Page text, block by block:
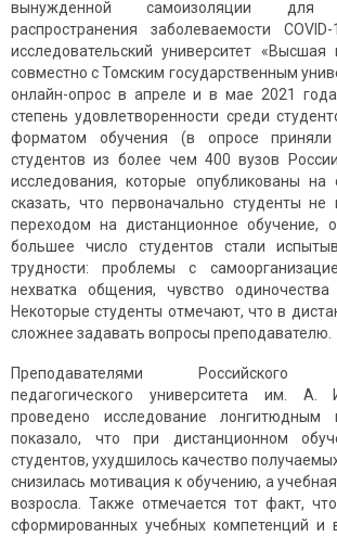
вынужденной самоизоляции для
распространения заболеваемости
исследовательский университет
совместно с Томским государственным
онлайн-опрос в апреле и в мае 2021
степень удовлетворенности среди
форматом обучения (в опросе
студентов из более чем 400 вузов
исследования, которые опубликованы
сказать, что первоначально студенты
переходом на дистанционное обучение,
большее число студентов стали
трудности: проблемы с
нехватка общения, чувство одиночества
Некоторые студенты отмечают, что в
сложнее задавать вопросы преподавателю.
Преподавателями Российского
педагогического университета им.
проведено исследование лонгитюдным
показало, что при дистанционном
студентов, ухудшилось каче­ство
снизилась мо­тивация к обучению, а
возросла. Также отмечается тот факт,
сформированных учебных компетен­ций и